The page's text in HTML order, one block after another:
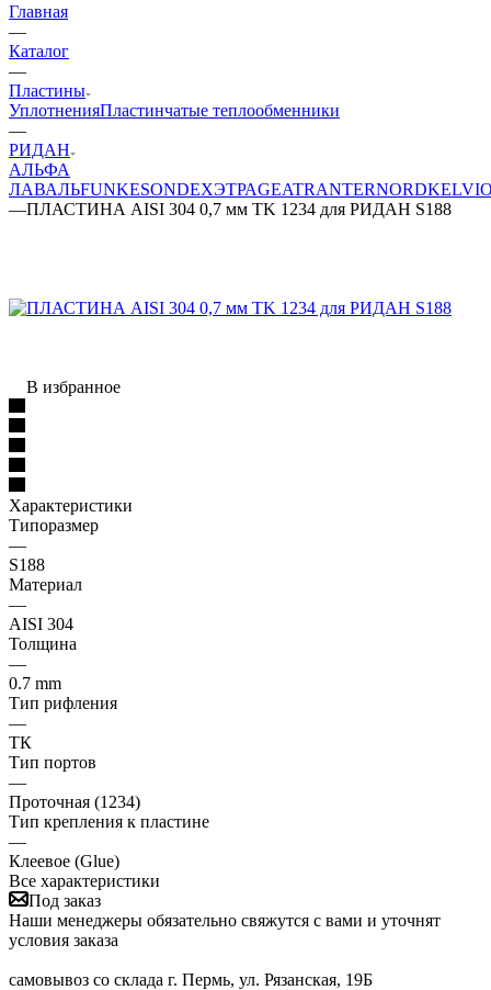
Главная
—
Каталог
—
Пластины
УплотненияПластинчатые теплообменники
—
РИДАН
АЛЬФА
ЛАВАЛЬFUNKESONDEXЭТРАGEATRANTERNORD
—ПЛАСТИНА AISI 304 0,7 мм TK 1234 для РИДАН S188
В избранное
Характеристики
Типоразмер
—
S188
Материал
—
AISI 304
Толщина
—
0.7 mm
Тип рифления
—
ТК
Тип портов
—
Проточная (1234)
Тип крепления к пластине
—
Клеевое (Glue)
Все характеристики
Под заказ
Наши менеджеры обязательно свяжутся с вами и уточнят
условия заказа
самовывоз со склада г. Пермь, ул. Рязанская, 19Б